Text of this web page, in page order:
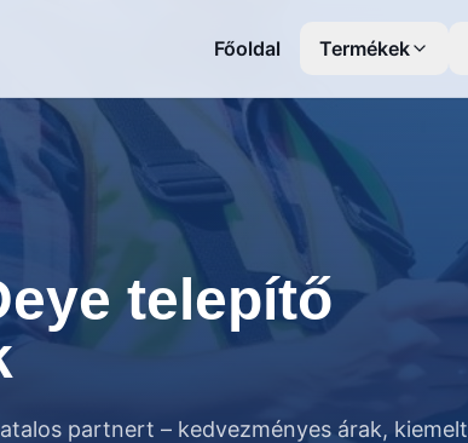
Főoldal Termékek
telepítő
partnert – kedvezményes árak, kiemelt